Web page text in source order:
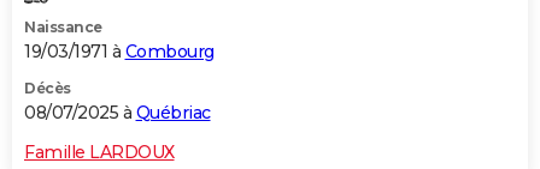
Naissance
19/03/1971 à Combourg
Décès
08/07/2025 à Québriac
Famille LARDOUX